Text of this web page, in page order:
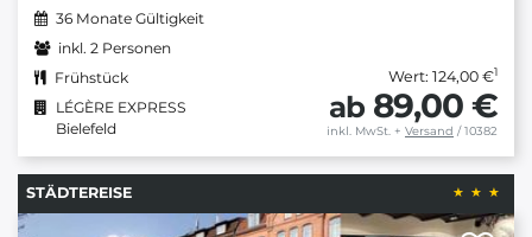
36 Monate Gültigkeit
inkl. 2 Personen
Frühstück
LÉGÈRE EXPRESS
Bielefeld
Wert: 124,00 €1
ab 89,00 €
inkl. MwSt. + Versand / 10382
STÄDTEREISE